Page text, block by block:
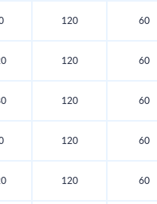
120 60
120 60
120 60
120 60
120 60